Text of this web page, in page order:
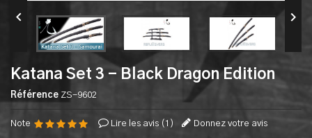
 
Katana Set 3 - Black Dragon Edition
Référence ZS-9602
Note Lire les avis ( 1 ) Donnez votre avis